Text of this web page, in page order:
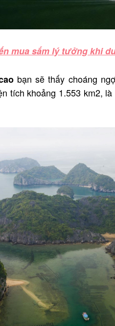
mua sắm lý tưởng khi
bạn sẽ thấy choáng
tích khoảng 1.553 km2,